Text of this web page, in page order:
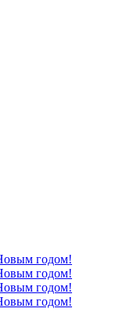
годом!
годом!
годом!
годом!